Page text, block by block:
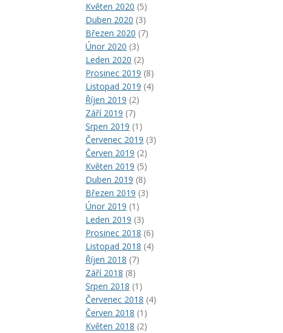
Květen 2020 (5)
Duben 2020 (3)
Březen 2020 (7)
Únor 2020 (3)
Leden 2020 (2)
Prosinec 2019 (8)
Listopad 2019 (4)
Říjen 2019 (2)
Září 2019 (7)
Srpen 2019 (1)
Červenec 2019 (3)
Červen 2019 (2)
Květen 2019 (5)
Duben 2019 (8)
Březen 2019 (3)
Únor 2019 (1)
Leden 2019 (3)
Prosinec 2018 (6)
Listopad 2018 (4)
Říjen 2018 (7)
Září 2018 (8)
Srpen 2018 (1)
Červenec 2018 (4)
Červen 2018 (1)
Květen 2018 (2)